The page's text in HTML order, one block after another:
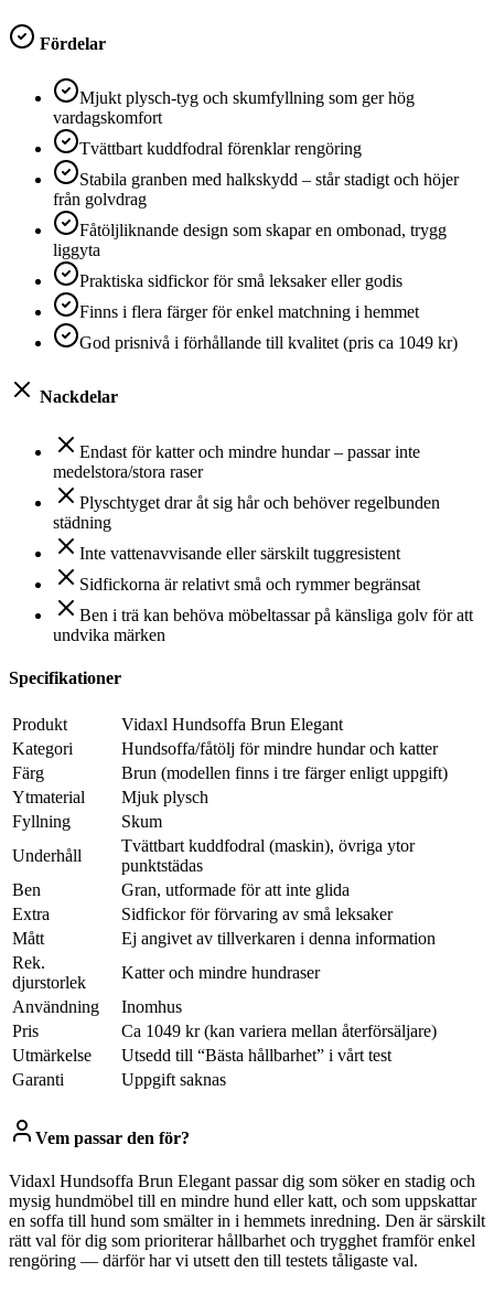
Fördelar
Mjukt plysch-tyg och skumfyllning som ger hög
vardagskomfort
Tvättbart kuddfodral förenklar rengöring
Stabila granben med halkskydd – står stadigt och höjer
från golvdrag
Fåtöljliknande design som skapar en ombonad, trygg
liggyta
Praktiska sidfickor för små leksaker eller godis
Finns i flera färger för enkel matchning i hemmet
God prisnivå i förhållande till kvalitet (pris ca 1049 kr)
Nackdelar
Endast för katter och mindre hundar – passar inte
medelstora/stora raser
Plyschtyget drar åt sig hår och behöver regelbunden
städning
Inte vattenavvisande eller särskilt tuggresistent
Sidfickorna är relativt små och rymmer begränsat
Ben i trä kan behöva möbeltassar på känsliga golv för att
undvika märken
Specifikationer
Produkt
Vidaxl Hundsoffa Brun Elegant
Kategori
Hundsoffa/fåtölj för mindre hundar och katter
Färg
Brun (modellen finns i tre färger enligt uppgift)
Ytmaterial
Mjuk plysch
Fyllning
Skum
Underhåll
Tvättbart kuddfodral (maskin), övriga ytor
punktstädas
Ben
Gran, utformade för att inte glida
Extra
Sidfickor för förvaring av små leksaker
Mått
Ej angivet av tillverkaren i denna information
Rek.
djurstorlek
Katter och mindre hundraser
Användning
Inomhus
Pris
Ca 1049 kr (kan variera mellan återförsäljare)
Utmärkelse
Utsedd till “Bästa hållbarhet” i vårt test
Garanti
Uppgift saknas
Vem passar den för?
Vidaxl Hundsoffa Brun Elegant passar dig som söker en stadig och
mysig hundmöbel till en mindre hund eller katt, och som uppskattar
en soffa till hund som smälter in i hemmets inredning. Den är särskilt
rätt val för dig som prioriterar hållbarhet och trygghet framför enkel
rengöring — därför har vi utsett den till testets tåligaste val.